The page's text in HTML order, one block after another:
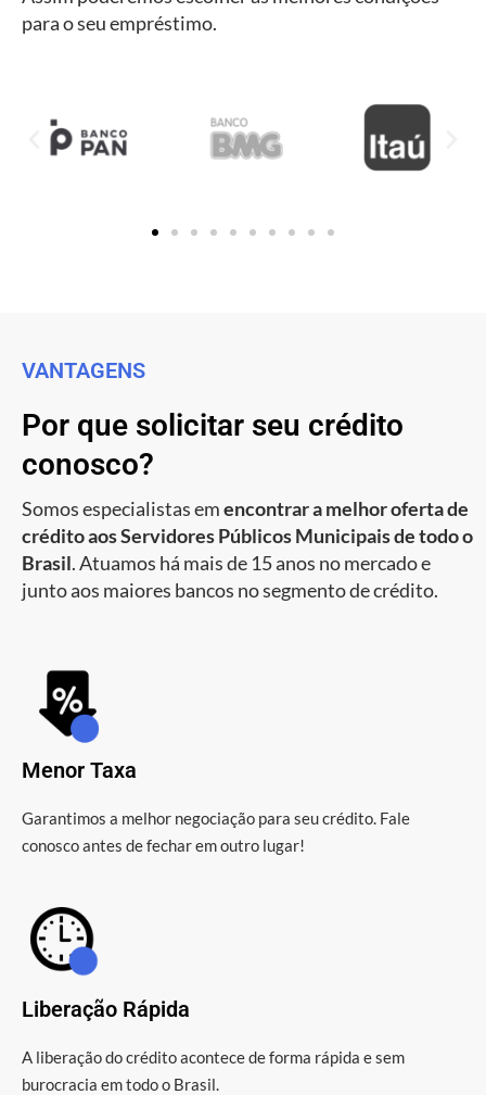
para o seu empréstimo.
VANTAGENS
Por que solicitar seu crédito
conosco?
Somos especialistas emencontrar a melhor oferta de
crédito aos Servidores Públicos Municipais de todo o
Brasil. Atuamos há mais de 15 anos no mercado e
junto aos maiores bancos no segmento de crédito.
Menor Taxa
Garantimos a melhor negociação para seu crédito. Fale
conosco antes de fechar em outro lugar!
Liberação Rápida
A liberação do crédito acontece de forma rápida e sem
burocracia em todo o Brasil.